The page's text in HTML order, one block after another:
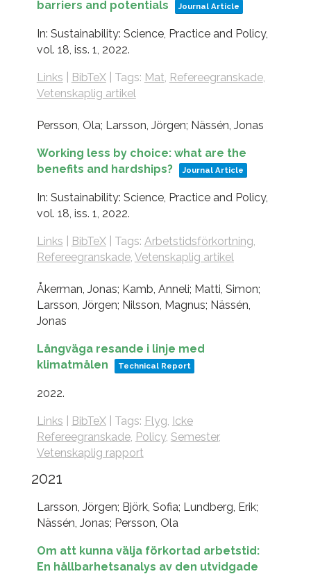
barriers and potentials
Journal Article
In: Sustainability: Science, Practice and Policy,
vol. 18, iss. 1, 2022.
Links BibTeX| Tags: Mat, Refereegranskade,
Vetenskaplig artikel
Persson, Ola; Larsson, Jörgen; Nässén, Jonas
Working less by choice: what are the
benefits and hardships?
Journal Article
In: Sustainability: Science, Practice and Policy,
vol. 18, iss. 1, 2022.
Links BibTeX| Tags: Arbetstidsförkortning,
Refereegranskade, Vetenskaplig artikel
Åkerman, Jonas; Kamb, Anneli; Matti, Simon;
Larsson, Jörgen; Nilsson, Magnus; Nässén,
Jonas
Långväga resande i linje med
klimatmålen
Technical Report
2022.
Links BibTeX| Tags: Flyg, Icke
Refereegranskade, Policy, Semester,
Vetenskaplig rapport
2021
Larsson, Jörgen; Björk, Sofia; Lundberg, Erik;
Nässén, Jonas; Persson, Ola
Om att kunna välja förkortad arbetstid:
En hållbarhetsanalys av den utvidgade